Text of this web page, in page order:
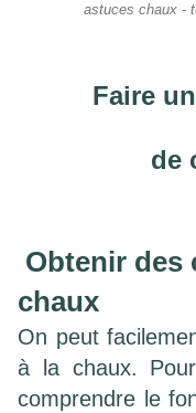
astuces chaux -
Faire
de
Obtenir des
chaux
On peut
à la chaux.
comprendre le